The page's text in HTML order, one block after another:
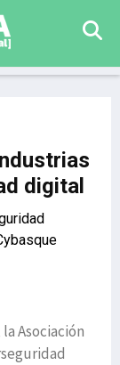
digital
Asociación